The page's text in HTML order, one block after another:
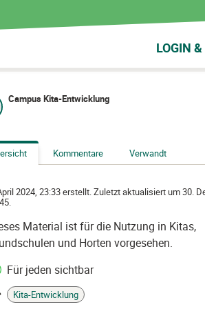
LOGIN
Campus Kita-Entwicklung
Kommentare Verwandt
2024, 23:33 erstellt. Zuletzt aktualisiert um 30.
Material ist für die Nutzung in Kitas,
und Horten vorgesehen.
Für jeden sichtbar
Kita-Entwicklung